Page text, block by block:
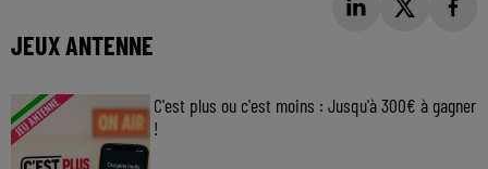
JEUX ANTENNE
C'est plus ou c'est moins : Jusqu'à 300€ à gagner
!